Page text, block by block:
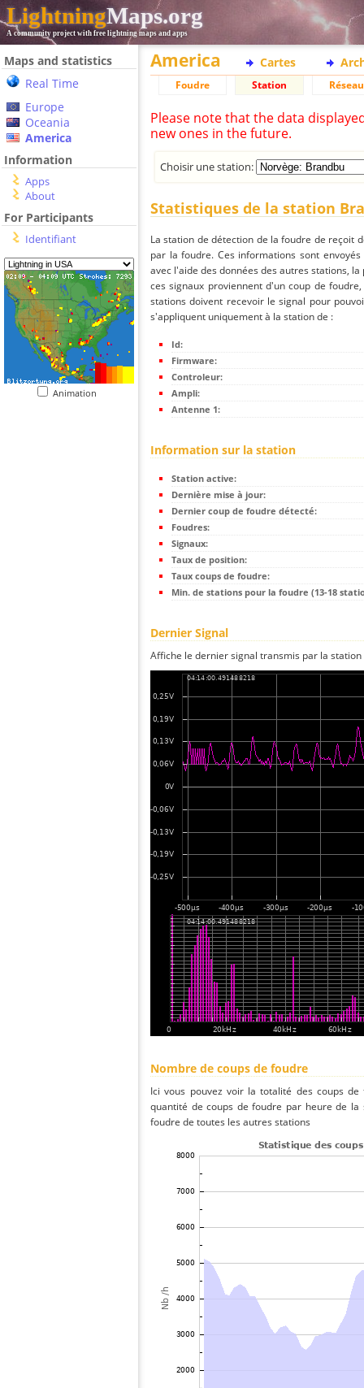
LightningMaps.org
A community project with free lightning maps and apps
Maps and statistics
Real Time
Europe
Oceania
America
Information
Apps
About
For Participants
Identifiant
Animation
America Cartes
Foudre Station Réseau
Please note that the data
new ones in the future.
Choisir une station:
Statistiques de la station
La station de détection de la foudre de reçoit
par la foudre. Ces informations sont
avec l'aide des données des autres stations,
ces signaux proviennent d'un coup de
stations doivent recevoir le signal pour
s'appliquent uniquement à la station de :
Id:
Firmware:
Controleur:
Ampli:
Antenne 1:
Information sur la station
Station active:
Dernière mise à jour:
Dernier coup de foudre détecté:
Foudres:
Signaux:
Taux de position:
Taux coups de foudre:
Min. de stations pour la foudre (13-18
Dernier Signal
Affiche le dernier signal transmis par la
Nombre de coups de foudre
Ici vous pouvez voir la totalité des coups
quantité de coups de foudre par heure de
foudre de toutes les autres stations